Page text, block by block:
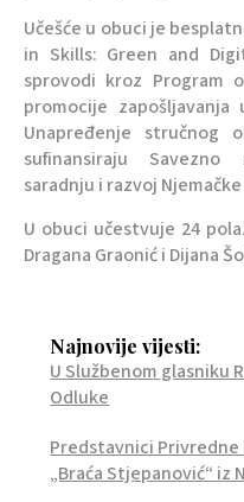
Učešće u obuci je
in Skills: Green and
sprovodi kroz Program
promocije zapošljavanja
Unapređenje stručnog
sufinansiraju
saradnju i razvoj
U obuci učestvuje 24
Dragana Graonić i Dijana
Najnovije vijesti:
U Službenom glasniku
Odluke
Predstavnici
„Braća Stjepanović“ iz